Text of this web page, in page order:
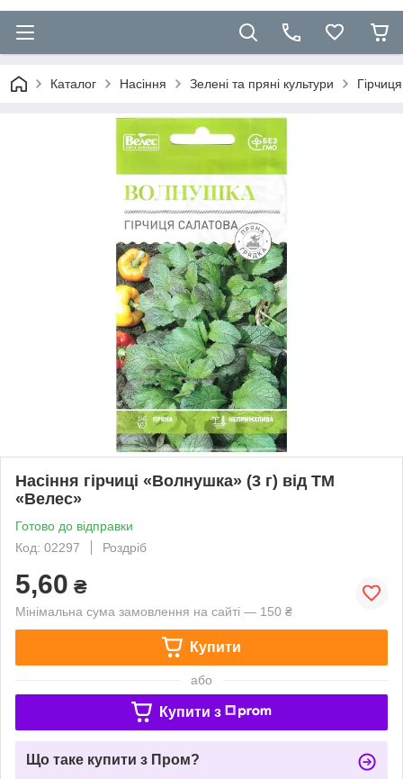
Каталог Насіння Зелені та пряні культури Гірчиця
Насіння гірчиці «Волнушка» (3 г) від ТМ
«Велес»
Готово до відправки
Код: 02297
Роздріб
5,60 ₴
Мінімальна сума замовлення на сайті — 150 ₴
Купити
або
Купити з
Що таке купити з Пром?